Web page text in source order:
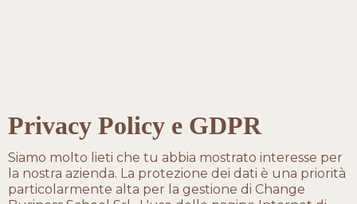
Privacy Policy e GDPR
Siamo molto lieti che tu abbia mostrato interesse per
la nostra azienda. La protezione dei dati è una priorità
particolarmente alta per la gestione di Change